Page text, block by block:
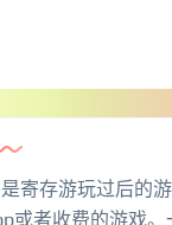
寄存游玩过后的
或者收费的游戏。